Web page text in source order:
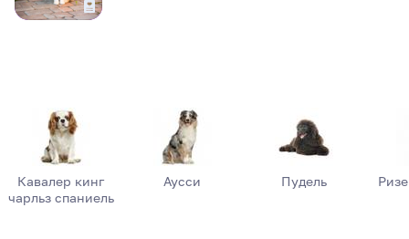
Кавалер кинг
чарльз спаниель
Аусси Пудель